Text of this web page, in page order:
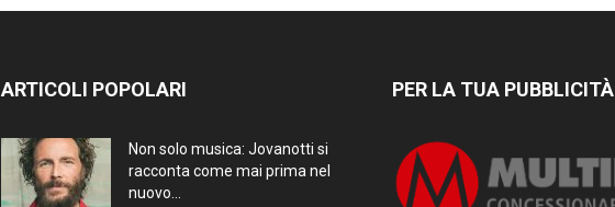
ARTICOLI POPOLARI
Non solo musica: Jovanotti si
racconta come mai prima nel
nuovo...
PER LA TUA PUBBLICITÀ